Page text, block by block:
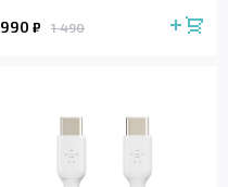
990 ₽ 1 490